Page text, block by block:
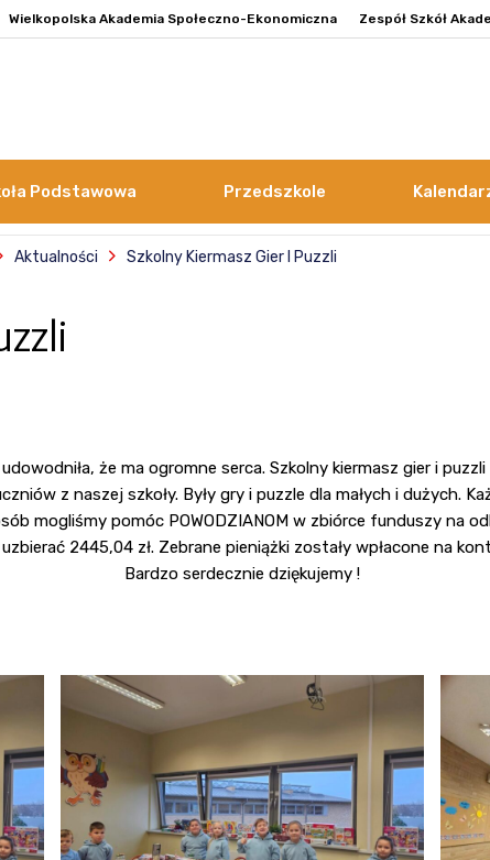
Wielkopolska Akademia Społeczno-Ekonomiczna Zespół Szkół
Podstawowa Przedszkole
Aktualności Szkolny Kiermasz Gier I Puzzli
że ma ogromne serca. Szkolny kiermasz gier i
z naszej szkoły. Były gry i puzzle dla małych i dużych.
mogliśmy pomóc POWODZIANOM w zbiórce funduszy na
uzbierać 2445,04 zł. Zebrane pieniążki zostały wpłacone na
Bardzo serdecznie dziękujemy !